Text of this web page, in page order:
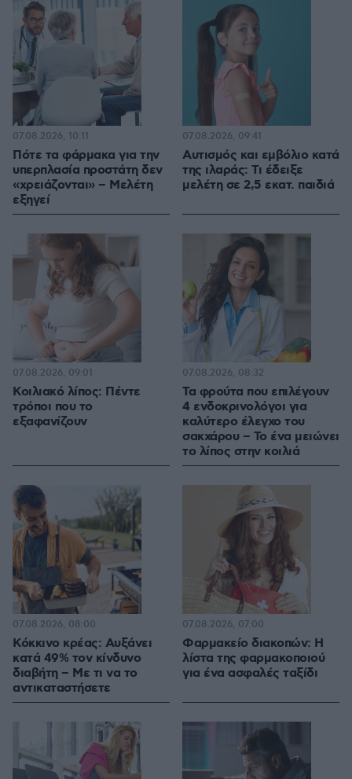
Πότε τα φάρμακα για την
υπερπλασία προστάτη δεν
«χρειάζονται» – Μελέτη
εξηγεί
07.08.2026, 10:11
Αυτισμός και εμβόλιο κατά
της ιλαράς: Τι έδειξε
μελέτη σε 2,5 εκατ. παιδιά
07.08.2026, 09:41
Κοιλιακό λίπος: Πέντε
τρόποι που το
εξαφανίζουν
07.08.2026, 09:01
Τα φρούτα που επιλέγουν
4 ενδοκρινολόγοι για
καλύτερο έλεγχο του
σακχάρου – Το ένα μειώνει
το λίπος στην κοιλιά
07.08.2026, 08:32
Κόκκινο κρέας: Αυξάνει
κατά 49% τον κίνδυνο
διαβήτη – Με τι να το
αντικαταστήσετε
07.08.2026, 08:00
Φαρμακείο διακοπών: Η
λίστα της φαρμακοποιού
για ένα ασφαλές ταξίδι
07.08.2026, 07:00